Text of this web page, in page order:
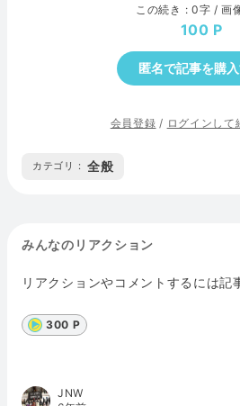
この続き : 0字 / 画
100
匿名で記事を購
会員登録 / ログインして
カテゴリ : 全般
みんなのリアクション
リアクションやコメントするには記
300 P
JNW